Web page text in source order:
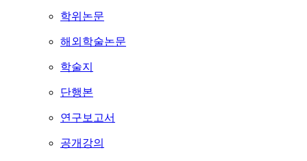
학위논문
해외학술논문
학술지
단행본
연구보고서
공개강의